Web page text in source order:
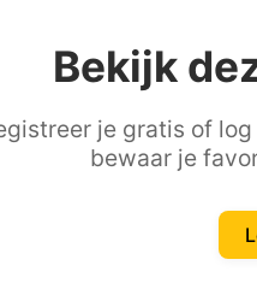
Bekijk
je gratis of
bewaar je